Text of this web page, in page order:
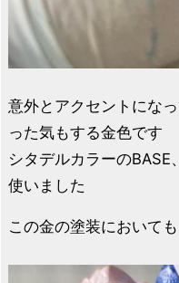
意外とアクセントにな
った気もする金色です
シタデルカラーの
使いました
この金の塗装において